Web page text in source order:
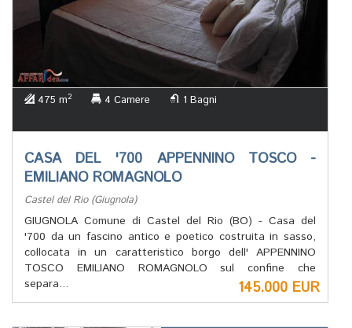
475 m2 4 Camere 1 Bagni
CASA DEL '700 APPENNINO TOSCO -
EMILIANO ROMAGNOLO
Castel del Rio (Giugnola)
GIUGNOLA Comune di Castel del Rio (BO) - Casa del
'700 da un fascino antico e poetico costruita in sasso,
collocata in un caratteristico borgo dell' APPENNINO
TOSCO EMILIANO ROMAGNOLO sul confine che
separa...
145.000 EUR